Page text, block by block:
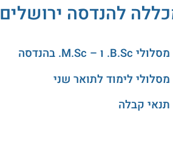
להנדסה ירושלים
מסלולי B.Sc. ו – M.Sc. בהנדסה
מסלולי לימוד לתואר שני
תנאי קבלה